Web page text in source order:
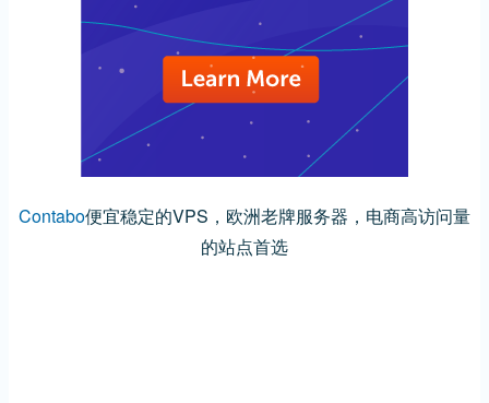
Contabo便宜稳定的VPS，欧洲老牌服务器，电商高访问量
的站点首选